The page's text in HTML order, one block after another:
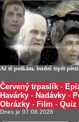
Až tě potkám, budeš trpět
Červený trpaslík -
Havárky - Nadávky -
Obrázky - Film - Quiz
Dnes je 07.08.2026